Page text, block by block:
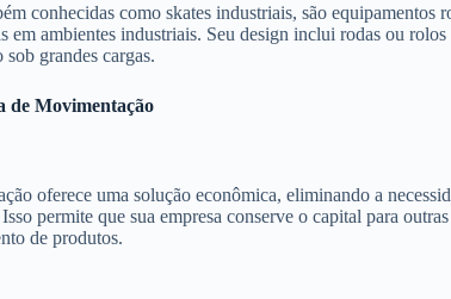
conhecidas como skates industriais, são equipamentos
em ambientes industriais. Seu design inclui rodas ou
grandes cargas.
de Movimentação
oferece uma solução econômica, eliminando a
permite que sua empresa conserve o capital para
de produtos.